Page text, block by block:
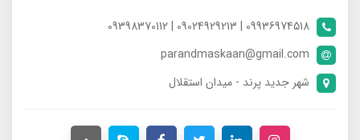
09936974518 | 09024929213 | 09398370112
parandmaskaan@gmail.com
شهر جدید پرند - میدان استقلال